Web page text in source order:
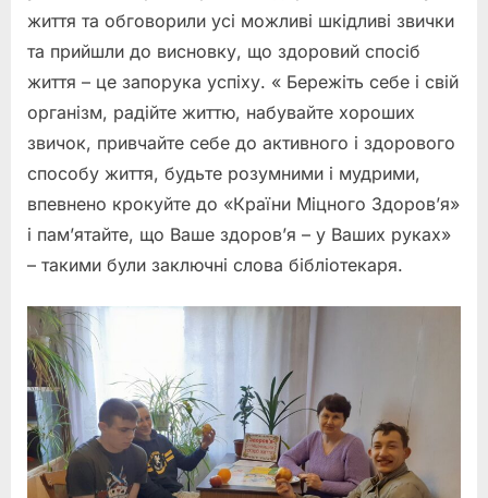
життя та обговорили усі можливі шкідливі звички
та прийшли до висновку, що здоровий спосіб
життя – це запорука успіху. « Бережіть себе і свій
організм, радійте життю, набувайте хороших
звичок, привчайте себе до активного і здорового
способу життя, будьте розумними і мудрими,
впевнено крокуйте до «Країни Міцного Здоров’я»
і пам’ятайте, що Ваше здоров’я – у Ваших руках»
– такими були заключні слова бібліотекаря.